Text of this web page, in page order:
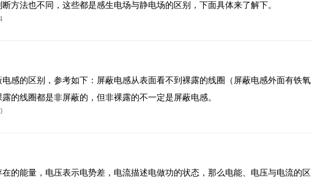
断方法也不同，这些都是感生电场与静电场的区别，下面具体来了解下。
电感的区别，参考如下：屏蔽电感从表面看不到裸露的线圈（屏蔽电感外面有铁氧
的线圈都是非屏蔽的，但非裸露的不一定是屏蔽电感。
的能量，电压表示电势差，电流描述电做功的状态，那么电能、电压与电流的区